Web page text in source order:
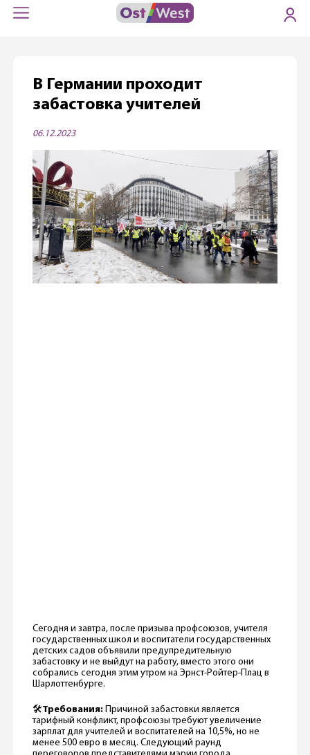
В Германии проходит
забастовка учителей
06.12.2023
Сегодня и завтра, после призыва профсоюзов, учителя
государственных школ и воспитатели государственных
детских садов объявили предупредительную
забастовку и не выйдут на работу, вместо этого они
собрались сегодня этим утром на Эрнст-Ройтер-Плац в
Шарлоттенбурге.
🛠Требования: Причиной забастовки является
тарифный конфликт, профсоюзы требуют увеличение
зарплат для учителей и воспитателей на 10,5%, но не
менее 500 евро в месяц. Следующий раунд